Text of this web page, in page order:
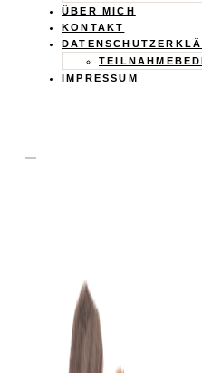
ÜBER MICH
KONTAKT
IMPRESSUM